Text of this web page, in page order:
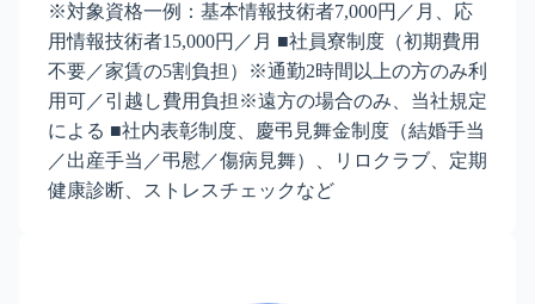
※対象資格一例：基本情報技術者7,000円／月、応
用情報技術者15,000円／月 ■社員寮制度（初期費用
不要／家賃の5割負担）※通勤2時間以上の方のみ利
用可／引越し費用負担※遠方の場合のみ、当社規定
による ■社内表彰制度、慶弔見舞金制度（結婚手当
／出産手当／弔慰／傷病見舞）、リロクラブ、定期
健康診断、ストレスチェックなど